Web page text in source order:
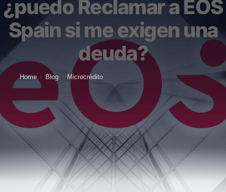
¿puedo Reclamar a EOS
Spain si me exigen una
deuda?
Home › Blog › Microcrédito